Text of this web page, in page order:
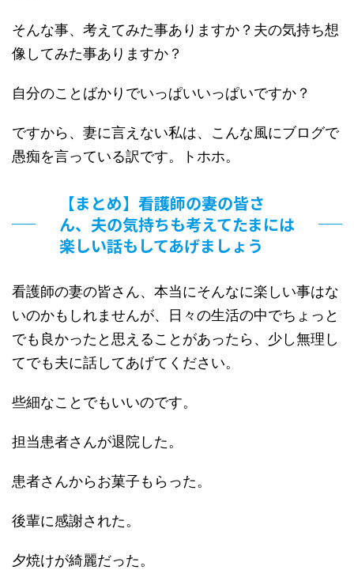
そんな事、考えてみた事ありますか？夫の気持ち想
像してみた事ありますか？
自分のことばかりでいっぱいいっぱいですか？
ですから、妻に言えない私は、こんな風にブログで
愚痴を言っている訳です。トホホ。
【まとめ】看護師の妻の皆さ
ん、夫の気持ちも考えてたまには
楽しい話もしてあげましょう
看護師の妻の皆さん、本当にそんなに楽しい事はな
いのかもしれませんが、日々の生活の中でちょっと
でも良かったと思えることがあったら、少し無理し
てでも夫に話してあげてください。
些細なことでもいいのです。
担当患者さんが退院した。
患者さんからお菓子もらった。
後輩に感謝された。
夕焼けが綺麗だった。